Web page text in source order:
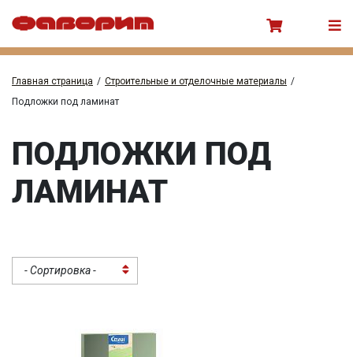
Главная страница / Строительные и отделочные материалы /
Подложки под ламинат
ПОДЛОЖКИ ПОД
ЛАМИНАТ
- Сортировка -